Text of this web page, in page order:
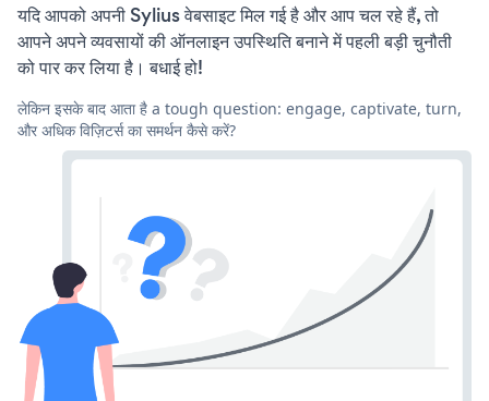
यदि आपको अपनी Sylius वेबसाइट मिल गई है और आप चल रहे हैं, तो
आपने अपने व्यवसायों की ऑनलाइन उपस्थिति बनाने में पहली बड़ी चुनौती
को पार कर लिया है। बधाई हो!
लेकिन इसके बाद आता है a tough question: engage, captivate, turn,
और अधिक विज़िटर्स का समर्थन कैसे करें?